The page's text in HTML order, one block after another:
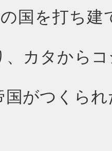
国を打ち建
、カタから
国がつくら